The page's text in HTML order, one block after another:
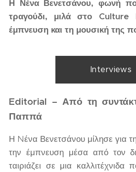
Η Νένα Βενετσάνου, φωνή
τραγούδι, μιλά στο Culture
έμπνευση και τη μουσική της
Interviews
Editorial – Από τη
Παππά
Η Nένα Βενετσάνου μίλησε για
την έμπνευση μέσα από τον
ταιριάζει σε μια καλλιτέχνιδα